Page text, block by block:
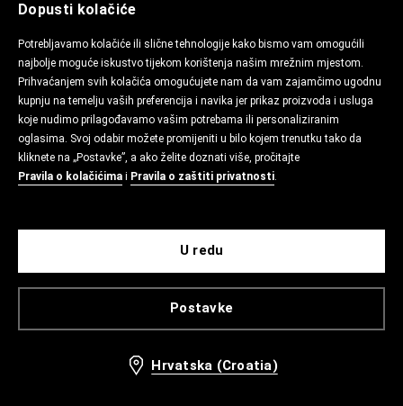
Dopusti kolačiće
Potrebljavamo kolačiće ili slične tehnologije kako bismo vam omogućili
najbolje moguće iskustvo tijekom korištenja našim mrežnim mjestom.
Prihvaćanjem svih kolačića omogućujete nam da vam zajamčimo ugodnu
kupnju na temelju vaših preferencija i navika jer prikaz proizvoda i usluga
koje nudimo prilagođavamo vašim potrebama ili personaliziranim
oglasima. Svoj odabir možete promijeniti u bilo kojem trenutku tako da
kliknete na „Postavke”, a ako želite doznati više, pročitajte
Pravila o kolačićima i Pravila o zaštiti privatnosti.
Postavke
U redu
Hrvatska (Croatia)